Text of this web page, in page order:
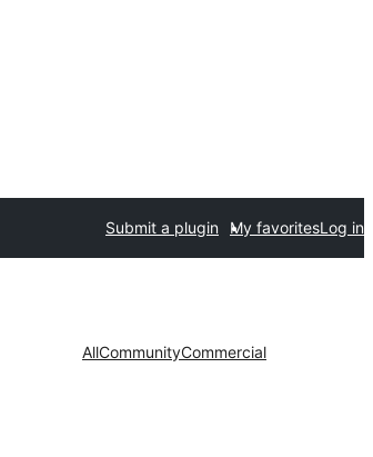
Submit a plugin My favoritesLog in
AllCommunityCommercial